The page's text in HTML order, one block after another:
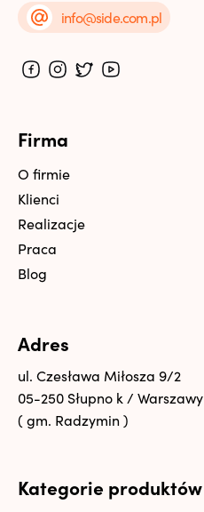
info@side.com.pl
Adres
ul. Czesława Miłosza 9/2
05-250 Słupno k / Warszawy
( gm. Radzymin )
Kategorie produktów
Firma
O firmie
Klienci
Realizacje
Praca
Blog